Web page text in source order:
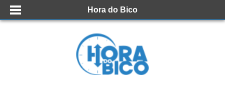
Hora do Bico